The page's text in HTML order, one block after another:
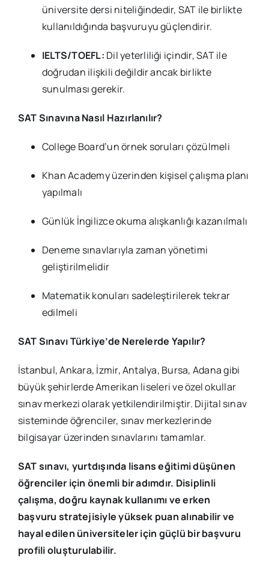
üniversite dersi niteliğindedir, SAT ile birlikte
kullanıldığında başvuruyu güçlendirir.
IELTS/TOEFL: Dil yeterliliği içindir, SAT ile
doğrudan ilişkili değildir ancak birlikte
sunulması gerekir.
SAT Sınavına Nasıl Hazırlanılır?
College Board’un örnek soruları çözülmeli
Khan Academy üzerinden kişisel çalışma planı
yapılmalı
Günlük İngilizce okuma alışkanlığı kazanılmalı
Deneme sınavlarıyla zaman yönetimi
geliştirilmelidir
Matematik konuları sadeleştirilerek tekrar
edilmeli
SAT Sınavı Türkiye’de Nerelerde Yapılır?
İstanbul, Ankara, İzmir, Antalya, Bursa, Adana gibi
büyük şehirlerde Amerikan liseleri ve özel okullar
sınav merkezi olarak yetkilendirilmiştir. Dijital sınav
sisteminde öğrenciler, sınav merkezlerinde
bilgisayar üzerinden sınavlarını tamamlar.
SAT sınavı, yurtdışında lisans eğitimi düşünen
öğrenciler için önemli bir adımdır. Disiplinli
çalışma, doğru kaynak kullanımı ve erken
başvuru stratejisiyle yüksek puan alınabilir ve
hayal edilen üniversiteler için güçlü bir başvuru
profili oluşturulabilir.